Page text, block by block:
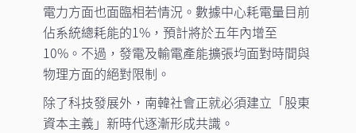
電力方面也面臨相若情況。數據中心耗電量目前
佔系統總耗能的1%，預計將於五年內增至
10%。不過，發電及輸電產能擴張均面對時間與
物理方面的絕對限制。
除了科技發展外，南韓社會正就必須建立「股東
資本主義」新時代逐漸形成共識。